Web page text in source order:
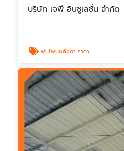
บริษัท เจพี อินซูเลชั่น จำกัด
พ่นโพมหลังคา ราคา